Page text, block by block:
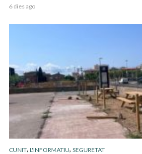
6 dies ago
CUNIT, L'INFORMATIU, SEGURETAT